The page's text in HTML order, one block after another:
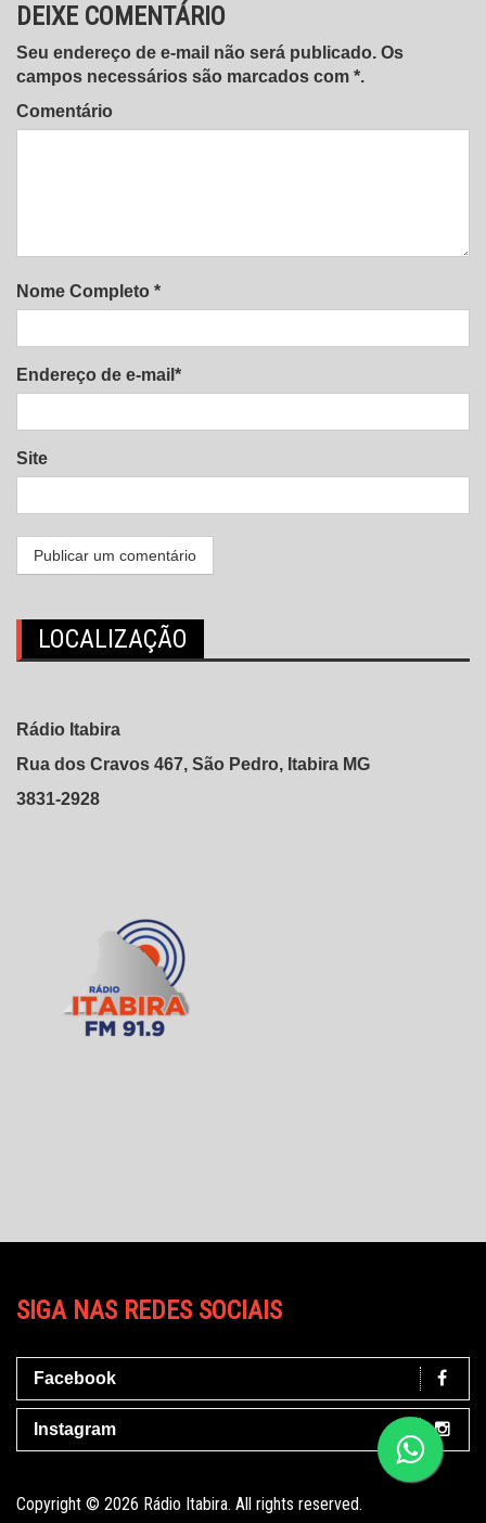
DEIXE COMENTÁRIO
Seu endereço de e-mail não será publicado. Os
campos necessários são marcados com *.
Comentário
Nome Completo *
Endereço de e-mail*
Site
LOCALIZAÇÃO
Rádio Itabira
Rua dos Cravos 467, São Pedro, Itabira MG
3831-2928
SIGA NAS REDES SOCIAIS
Facebook
Instagram
Copyright © 2026 Rádio Itabira. All rights reserved.